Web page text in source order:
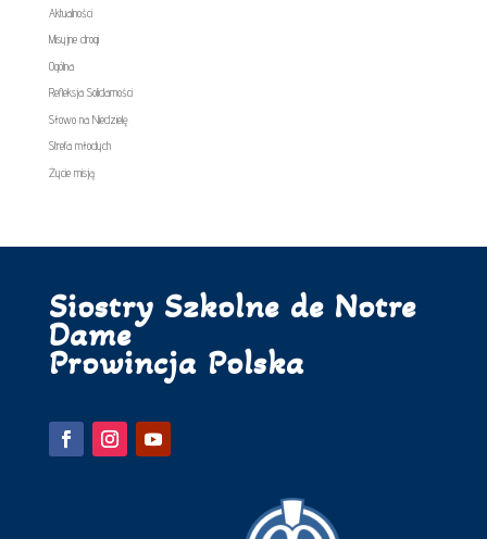
Aktualności
Misyjne drogi
Ogólna
Refleksja Solidarności
Słowo na Niedzielę
Strefa młodych
Życie misją
Siostry Szkolne de Notre
Dame
Prowincja Polska